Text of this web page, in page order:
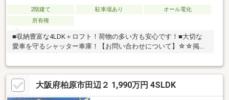
2階建て 駐車場あり
オール電化
所有権
■収納豊富な4LDK＋ロフト！荷物の多い方も安心です！■大切な
愛車を守るシャッター車庫！【お問い合わせについて】☆☆掲載
てご案内します！新築＆リフォームのご相談も承ります！◎資料
請求、メールでのお問い合わせは24時間受付中♪◎18時以降のご
見学ご相談・オンライン対応も可能♪詳細資料のご請求・物件見学
のご依頼はお気軽にお問い合わせください！【住宅ローン相談会
大阪府柏原市田辺２ 1,990万円 4SLDK